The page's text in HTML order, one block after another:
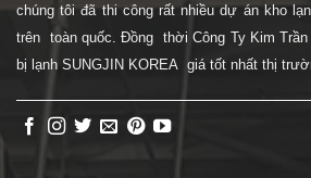
chúng tôi đã thi công rất nhiều dự án kho
trên toàn quốc. Đồng thời Công Ty Kim
bị lạnh SUNGJIN KOREA giá tốt nhất thị